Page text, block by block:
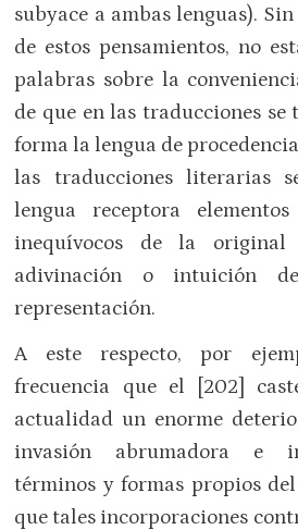
subyace a ambas lenguas).
de estos pensamientos, no
palabras sobre la
de que en las traducciones se
forma la lengua de
las traducciones literarias
lengua receptora
inequívocos de la
adivinación o intuición
representación.
A este respecto, por
frecuencia que el [202]
actualidad un enorme
invasión abrumadora e
términos y formas propios
que tales incorporaciones